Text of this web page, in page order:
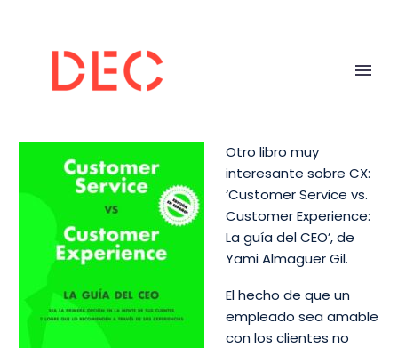
Otro libro muy
interesante sobre CX:
‘Customer Service vs.
Customer Experience:
La guía del CEO’, de
Yami Almaguer Gil.
El hecho de que un
empleado sea amable
con los clientes no